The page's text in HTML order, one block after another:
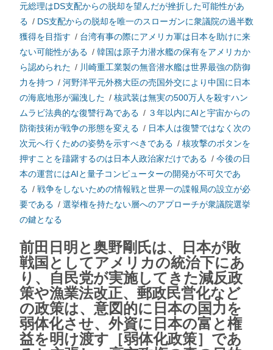
元総理はDS支配からの脱却を望んだが挫折した可能性があ
る / DS支配からの脱却を唯一のスローガンに衆議院の過半数
獲得を目指す / 台湾有事の際にアメリカ軍は日本を助けに来
ない可能性がある / 韓国は原子力潜水艦の保有をアメリカか
ら認められた / 川崎重工業製の無音潜水艦は世界最強の防御
力を持つ / 河野洋平元外務大臣の売国外交により中国に日本
の海底地形が漏洩した / 核武装は無実の500万人を殺すハン
ムラビ法典的な復讐行為である / ３年以内にAIと宇宙からの
防衛技術が戦争の形態を変える / 日本人は復讐ではなく次の
次元へ行くための姿勢を示すべきである / 核攻撃のボタンを
押すことを躊躇するのは日本人政治家だけである / 今後の日
本の運営にはAIと量子コンピューターの開発が不可欠であ
る / 戦争をしないための情報戦と世界一の諜報局の設立が必
要である / 選挙権を持たない層へのアプローチが衆議院選挙
の鍵となる
前田日明と奥野剛氏は、日本が敗
戦国としてアメリカの統治下にあ
り、自民党が実施してきた減反政
策や漁業法改正、郵政民営化など
の政策は、意図的に日本の国力を
弱体化させ、外資に日本の富と権
益を明け渡す［弱体化政策］であ